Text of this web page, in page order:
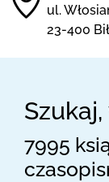
ul.
23-400
7995